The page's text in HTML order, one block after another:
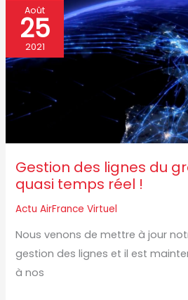
Août
25
2021
Gestion des lignes du
quasi temps réel !
Actu AirFrance Virtuel
Nous venons de mettre à jour
gestion des lignes et il est
à nos
Gestion
des
lignes
du
AF
KLM
quasi
temps
réel